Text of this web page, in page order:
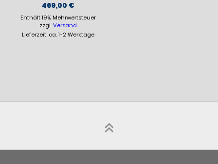
469,00 €
Enthält 19% Mehrwertsteuer
zzgl.Versand
Lieferzeit: ca. 1-2 Werktage